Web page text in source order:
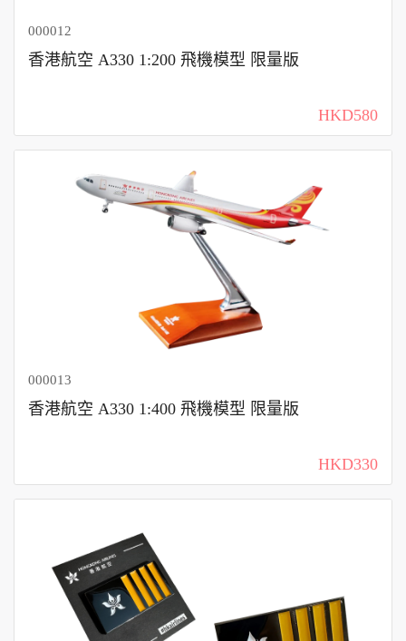
000012
香港航空 A330 1:200 飛機模型 限量版
HKD580
000013
香港航空 A330 1:400 飛機模型 限量版
HKD330